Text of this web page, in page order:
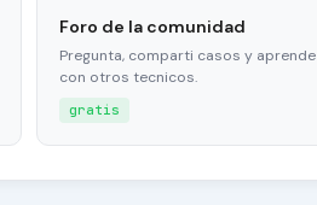
Foro de la comunidad
Pregunta, comparti casos y aprende
con otros tecnicos.
gratis